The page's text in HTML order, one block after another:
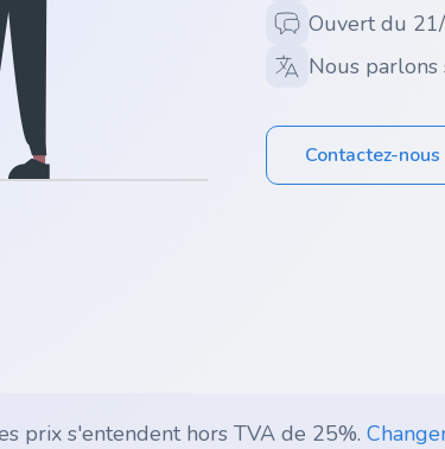
Ouvert du
Nous parlons
Contactez-
prix s'entendent hors TVA de 25%.